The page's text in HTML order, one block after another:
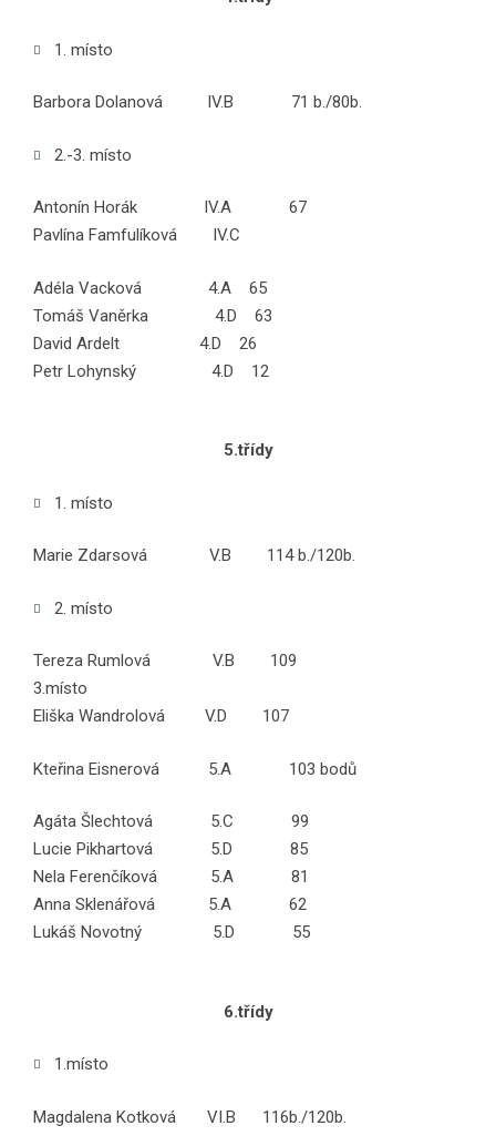
1. místo
Barbora Dolanová IV.B 71 b./80b.
2.-3. místo
Antonín Horák IV.A 67
Pavlína Famfulíková IV.C
Adéla Vacková 4.A 65
Tomáš Vaněrka 4.D 63
David Ardelt 4.D 26
Petr Lohynský 4.D 12
5.třídy
1. místo
Marie Zdarsová V.B 114 b./120b.
2. místo
Tereza Rumlová V.B 109
3.místo
Eliška Wandrolová V.D 107
Kteřina Eisnerová 5.A 103 bodů
Agáta Šlechtová 5.C 99
Lucie Pikhartová 5.D 85
Nela Ferenčíková 5.A 81
Anna Sklenářová 5.A 62
Lukáš Novotný 5.D 55
6.třídy
1.místo
Magdalena Kotková VI.B 116b./120b.